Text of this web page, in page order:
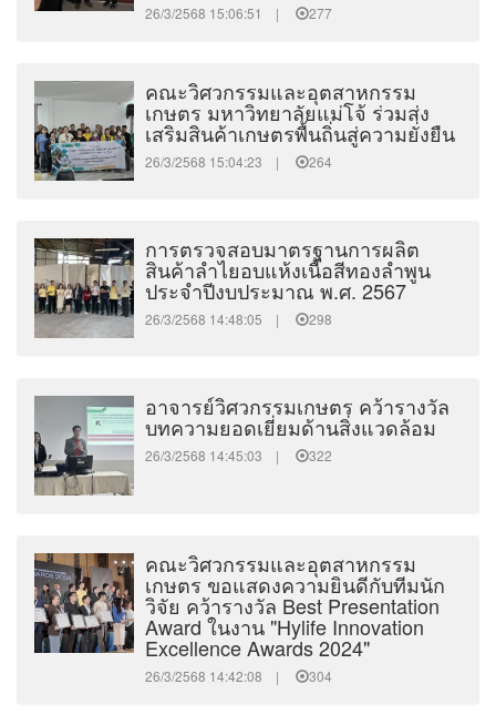
26/3/2568 15:06:51 | 277
คณะวิศวกรรมและอุตสาหกรรม
เกษตร มหาวิทยาลัยแม่โจ้ ร่วมส่ง
เสริมสินค้าเกษตรพื้นถิ่นสู่ความยั่งยืน
26/3/2568 15:04:23 | 264
การตรวจสอบมาตรฐานการผลิต
สินค้าลำไยอบแห้งเนื้อสีทองลำพูน
ประจำปีงบประมาณ พ.ศ. 2567
26/3/2568 14:48:05 | 298
อาจารย์วิศวกรรมเกษตร คว้ารางวัล
บทความยอดเยี่ยมด้านสิ่งแวดล้อม
26/3/2568 14:45:03 | 322
คณะวิศวกรรมและอุตสาหกรรม
เกษตร ขอแสดงความยินดีกับทีมนัก
วิจัย คว้ารางวัล Best Presentation
Award ในงาน "Hylife Innovation
Excellence Awards 2024"
26/3/2568 14:42:08 | 304